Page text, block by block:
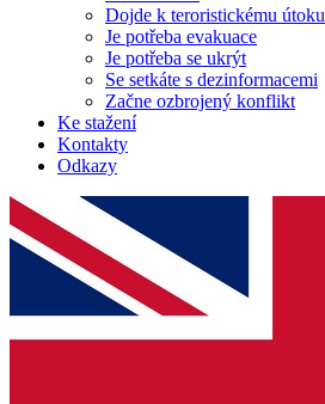
Dojde k teroristickému útoku
Je potřeba evakuace
Je potřeba se ukrýt
Se setkáte s dezinformacemi
Začne ozbrojený konflikt
Ke stažení
Kontakty
Odkazy